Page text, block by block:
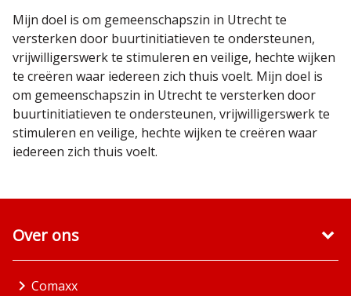
Mijn doel is om gemeenschapszin in Utrecht te
versterken door buurtinitiatieven te ondersteunen,
vrijwilligerswerk te stimuleren en veilige, hechte wijken
te creëren waar iedereen zich thuis voelt. Mijn doel is
om gemeenschapszin in Utrecht te versterken door
buurtinitiatieven te ondersteunen, vrijwilligerswerk te
stimuleren en veilige, hechte wijken te creëren waar
iedereen zich thuis voelt.
Over ons
Comaxx